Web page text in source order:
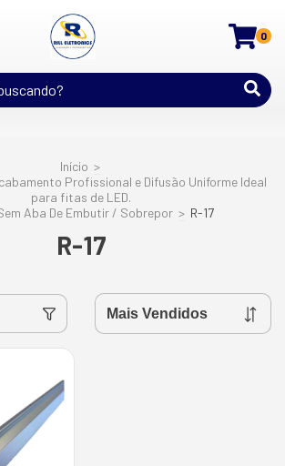
0
Início >
Profissional e Difusão Uniforme Ideal
para fitas de LED.
Aba De Embutir / Sobrepor > R-17
R-17